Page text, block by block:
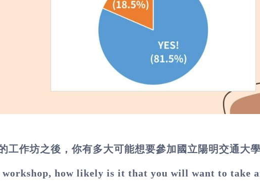
工作坊之後，你有多大可能想要參加國立陽明交通大
how likely is it that you will want to take